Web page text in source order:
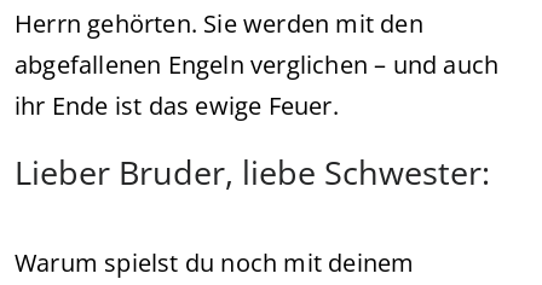
Herrn gehörten. Sie werden mit den
abgefallenen Engeln verglichen – und auch
ihr Ende ist das ewige Feuer.
Lieber Bruder, liebe Schwester:
Warum spielst du noch mit deinem